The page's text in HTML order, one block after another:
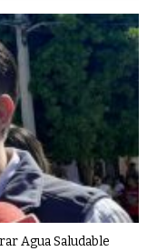
Agua Saludable